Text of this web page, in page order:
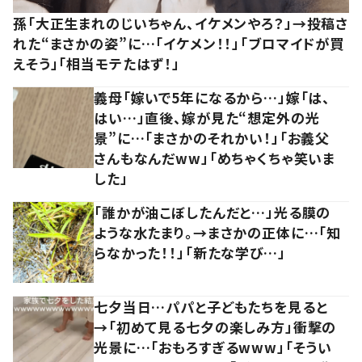
孫「大正生まれのじいちゃん、イケメンやろ？」→投稿さ
れた“まさかの姿”に…「イケメン！！」「ブロマイドが買
えそう」「相当モテたはず！」
義母「嫁いで5年になるから…」嫁「は、
はい…」直後、嫁が見た“想定外の光
景”に…「まさかのそれかい！」「お義父
さんもなんだww」「めちゃくちゃ笑いま
した」
「誰かが油こぼしたんだと…」光る膜の
ような水たまり。→まさかの正体に…「知
らなかった！！」「新たな学び…」
七夕当日…パパと子どもたちを見ると
→「初めて見る七夕の楽しみ方」衝撃の
光景に…「おもろすぎるwww」「そうい